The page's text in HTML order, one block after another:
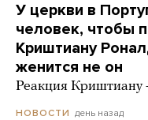
У церкви в
человек, чтобы
Криштиану
женится не он
Реакция
НОВОСТИ день назад